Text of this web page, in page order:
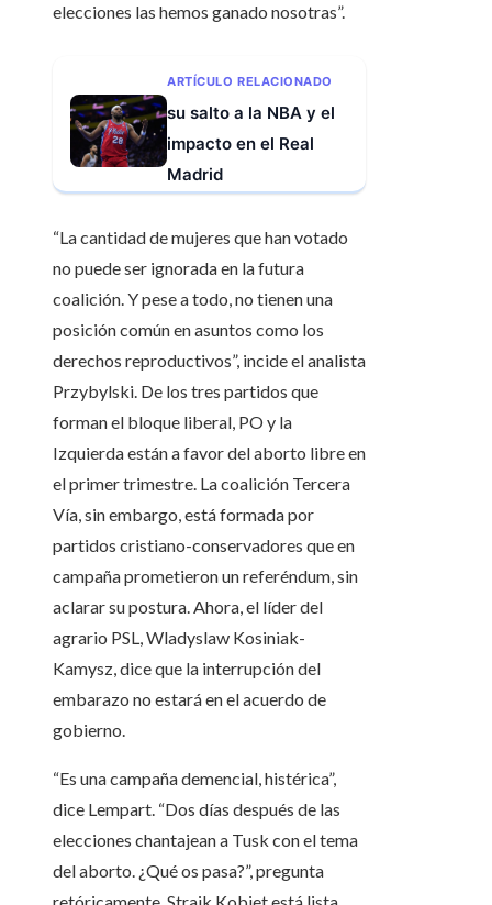
elecciones las hemos ganado nosotras”.
ARTÍCULO RELACIONADO
su salto a la NBA y el
impacto en el Real
Madrid
“La cantidad de mujeres que han votado
no puede ser ignorada en la futura
coalición. Y pese a todo, no tienen una
posición común en asuntos como los
derechos reproductivos”, incide el analista
Przybylski. De los tres partidos que
forman el bloque liberal, PO y la
Izquierda están a favor del aborto libre en
el primer trimestre. La coalición Tercera
Vía, sin embargo, está formada por
partidos cristiano-conservadores que en
campaña prometieron un referéndum, sin
aclarar su postura. Ahora, el líder del
agrario PSL, Wladyslaw Kosiniak-
Kamysz, dice que la interrupción del
embarazo no estará en el acuerdo de
gobierno.
“Es una campaña demencial, histérica”,
dice Lempart. “Dos días después de las
elecciones chantajean a Tusk con el tema
del aborto. ¿Qué os pasa?”, pregunta